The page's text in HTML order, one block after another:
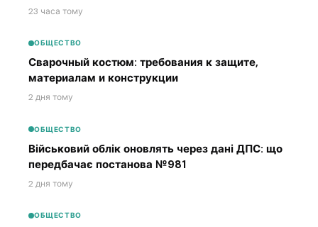
23 часа тому
ОБЩЕСТВО
Сварочный костюм: требования к защите,
материалам и конструкции
2 дня тому
ОБЩЕСТВО
Військовий облік оновлять через дані ДПС: що
передбачає постанова №981
2 дня тому
ОБЩЕСТВО